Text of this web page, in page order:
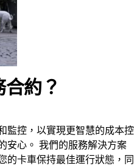
約？
監控，以實現更智慧的成本控
安心。 我們的服務解決方案
的卡車保持最佳運行狀態，同